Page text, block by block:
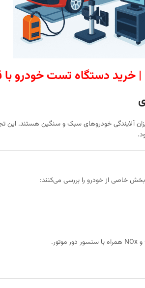
خرید دستگاه تست خودرو
آلایندگی خودروهای سبک و سنگین هستند. این
خاصی از خودرو را بررسی می‌کنند: